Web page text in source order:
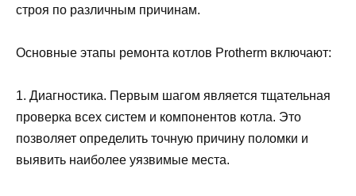
строя по различным причинам.
Основные этапы ремонта котлов Protherm включают:
1. Диагностика. Первым шагом является тщательная
проверка всех систем и компонентов котла. Это
позволяет определить точную причину поломки и
выявить наиболее уязвимые места.